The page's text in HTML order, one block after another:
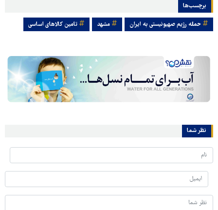
برچسب‌ها
حمله رژیم صهیونیستی به ایران مشهد تامین کالاهای اساسی
نظر شما